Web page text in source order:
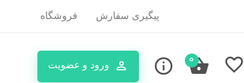
پیگیری سفارش فروشگاه
ورود و عضویت 0